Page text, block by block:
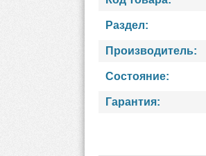
Раздел:
Производитель:
Состояние:
Гарантия: